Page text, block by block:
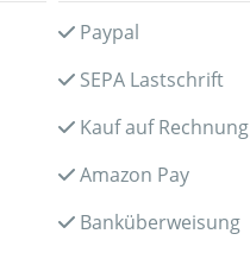
Paypal
SEPA Lastschrift
Kauf auf Rechnung
Amazon Pay
Banküberweisung